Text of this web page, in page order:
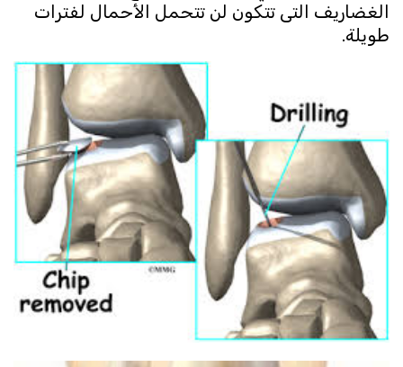
الغضاريف التى تتكون لن تتحمل الأحمال لفترات
طويلة.